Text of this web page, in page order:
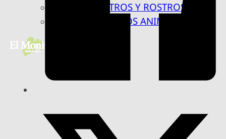
RASTROS Y ROSTROS
VÍNCULOS ANIMALES